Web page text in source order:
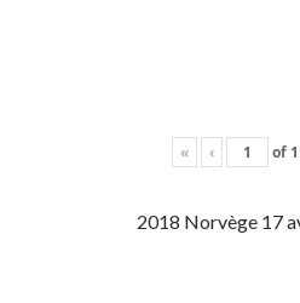
« ‹ of
2018 Norvège 17